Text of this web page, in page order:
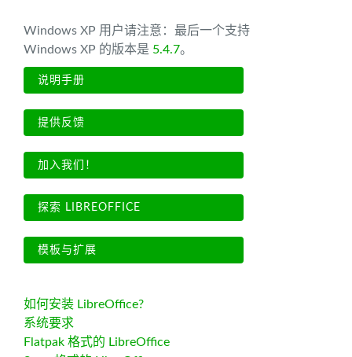
Windows XP 用户请注意：最后一个支持
Windows XP 的版本是 5.4.7。
说明手册
提供反馈
加入我们！
探索 LIBREOFFICE
模板与扩展
如何安装 LibreOffice?
系统要求
Flatpak 格式的 LibreOffice